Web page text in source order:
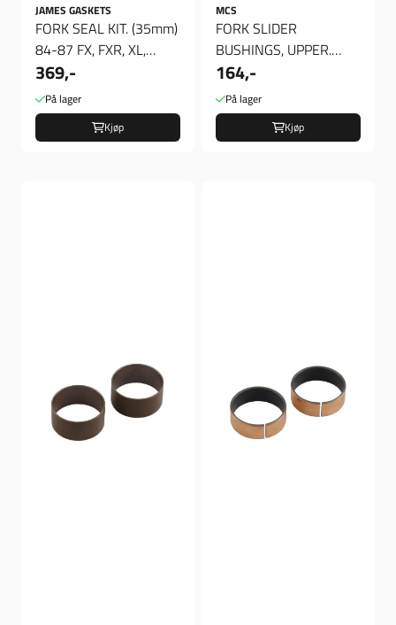
JAMES GASKETS
FORK SEAL KIT. (35mm)
84-87 FX, FXR, XL,
Pakninger Gaffel
369,-
På lager
Kjøp
MCS
FORK SLIDER
BUSHINGS, UPPER.
35MM, Øvre Gaffel
Foring
164,-
På lager
Kjøp